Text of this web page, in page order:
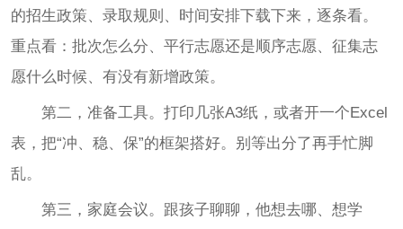
的招生政策、录取规则、时间安排下载下来，逐条看。
重点看：批次怎么分、平行志愿还是顺序志愿、征集志
愿什么时候、有没有新增政策。
第二，准备工具。打印几张A3纸，或者开一个Excel
表，把“冲、稳、保”的框架搭好。别等出分了再手忙脚
乱。
第三，家庭会议。跟孩子聊聊，他想去哪、想学